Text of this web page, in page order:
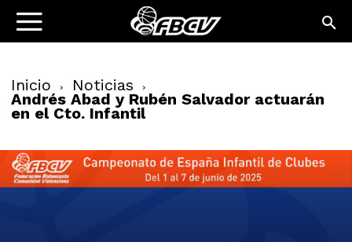
Inicio Noticias
Andrés Abad y Rubén Salvador actuarán
en el Cto. Infantil